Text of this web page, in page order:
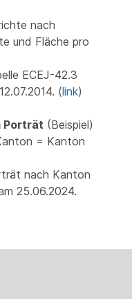
nach
und Fläche pro
ECEJ-42.3
(link)
Porträt (Beispiel)
= Kanton
nach Kanton
25.06.2024.